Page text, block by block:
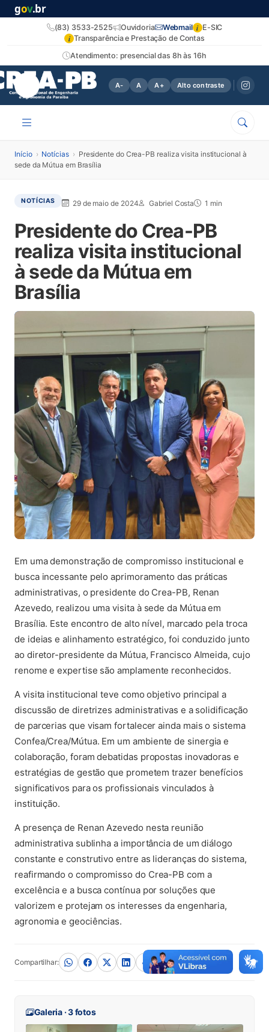
gov.br
Atendimento: presencial das 8h às 16h
(83) 3533-2525 Ouvidoria Webmail i E-SIC
i Transparência e Prestação de Contas
A- A A+ Alto contraste
Início › Notícias › Presidente do Crea-PB realiza visita institucional à
sede da Mútua em Brasília
NOTÍCIAS 29 de maio de 2024 Gabriel Costa 1 min
Presidente do Crea-PB
realiza visita institucional
à sede da Mútua em
Brasília
Em uma demonstração de compromisso institucional e
busca incessante pelo aprimoramento das práticas
administrativas, o presidente do Crea-PB, Renan
Azevedo, realizou uma visita à sede da Mútua em
Brasília. Este encontro de alto nível, marcado pela troca
de ideias e alinhamento estratégico, foi conduzido junto
ao diretor-presidente da Mútua, Francisco Almeida, cujo
renome e expertise são amplamente reconhecidos.
A visita institucional teve como objetivo principal a
discussão de diretrizes administrativas e a solidificação
de parcerias que visam fortalecer ainda mais o sistema
Confea/Crea/Mútua. Em um ambiente de sinergia e
colaboração, foram debatidas propostas inovadoras e
estratégias de gestão que prometem trazer benefícios
significativos para os profissionais vinculados à
instituição.
A presença de Renan Azevedo nesta reunião
administrativa sublinha a importância de um diálogo
constante e construtivo entre as lideranças do sistema,
reafirmando o compromisso do Crea-PB com a
excelência e a busca contínua por soluções que
valorizem e protejam os interesses da engenharia,
agronomia e geociências.
Compartilhar:
Galeria · 3 fotos